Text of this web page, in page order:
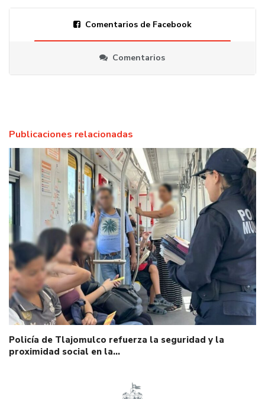
Comentarios de Facebook
Comentarios
Publicaciones relacionadas
Policía de Tlajomulco refuerza la seguridad y la
proximidad social en la…